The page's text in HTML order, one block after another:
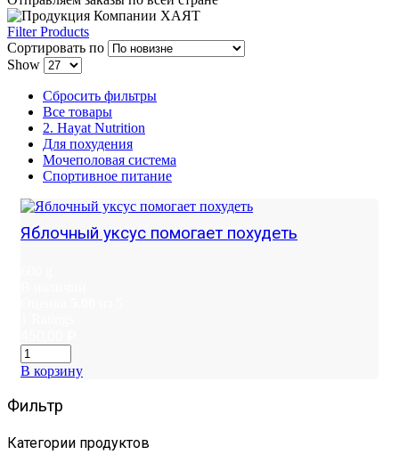
Filter Products
Сортировать по
Show
Сбросить фильтры
Все товары
2. Hayat Nutrition
Для похудения
Мочеполовая система
Спортивное питание
Яблочный уксус помогает похудеть
В корзину
Фильтр
Категории продуктов